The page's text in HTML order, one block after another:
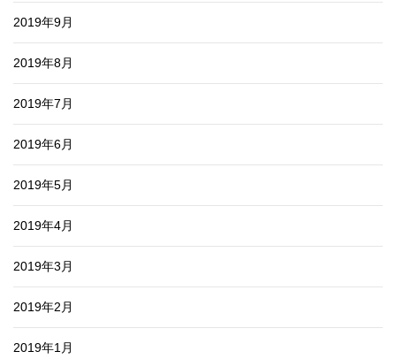
2019年9月
2019年8月
2019年7月
2019年6月
2019年5月
2019年4月
2019年3月
2019年2月
2019年1月